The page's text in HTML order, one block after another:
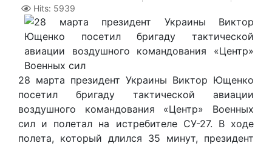
Hits: 5939
28 марта президент Украины Виктор Ющенко
посетил бригаду тактической авиации
воздушного командования «Центр» Военных
сил и полетал на истребителе СУ-27. В ходе
полета, который длился 35 минут, президент